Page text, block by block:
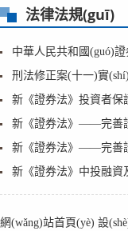
法律法規(guī)
中華人民共和國(guó)證
刑法修正案(十一)實
新《證券法》投資者保
新《證券法》——完善
新《證券法》——完善
新《證券法》中投融資
網(wǎng)站首頁(yè) 設